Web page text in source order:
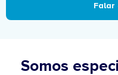
Falar
Somos